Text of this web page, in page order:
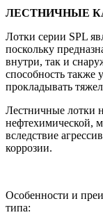
ЛЕСТНИЧНЫЕ
Лотки серии SPL
поскольку
внутри, так и
способность
прокладывать
Лестничные лотки
нефтехимической,
вследствие
коррозии.
Особенности и
типа: